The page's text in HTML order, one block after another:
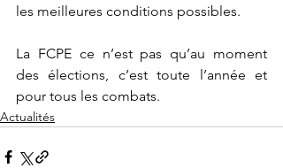
les meilleures conditions possibles.
La FCPE ce n’est pas qu’au moment
des élections, c’est toute l’année et
pour tous les combats.
Actualités